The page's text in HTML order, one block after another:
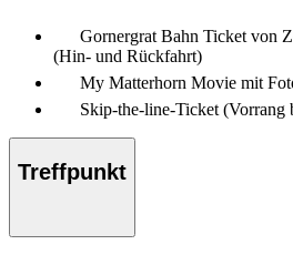
Gornergrat Bahn Ticket von
(Hin- und Rückfahrt)
My Matterhorn Movie mit
Skip-the-line-Ticket (Vorrang
Treffpunkt